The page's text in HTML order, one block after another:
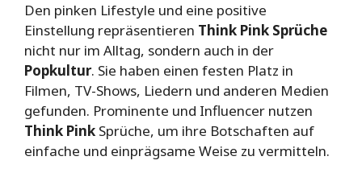
Den pinken Lifestyle und eine positive
Einstellung repräsentieren Think Pink Sprüche
nicht nur im Alltag, sondern auch in der
Popkultur. Sie haben einen festen Platz in
Filmen, TV-Shows, Liedern und anderen Medien
gefunden. Prominente und Influencer nutzen
Think Pink Sprüche, um ihre Botschaften auf
einfache und einprägsame Weise zu vermitteln.